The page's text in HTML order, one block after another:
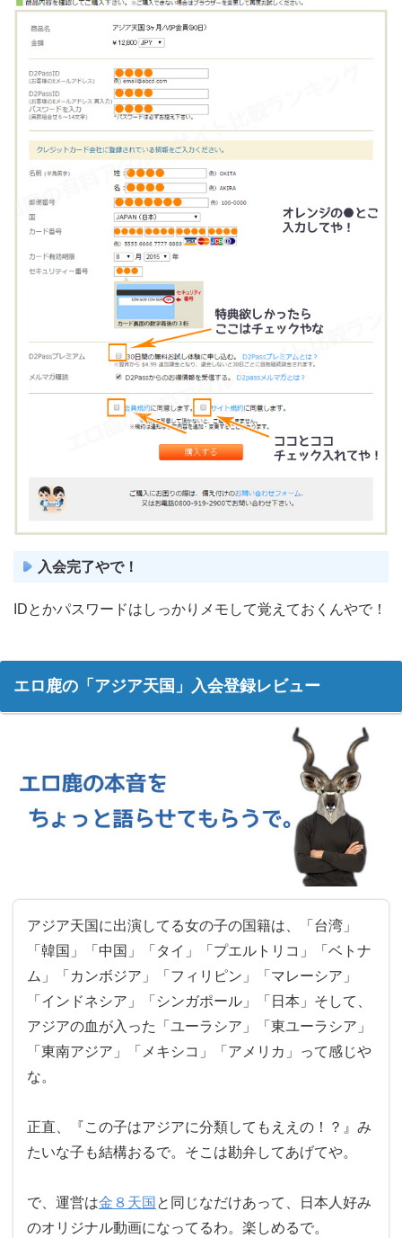
入会完了やで！
IDとかパスワードはしっかりメモして覚えておくんやで！
エロ鹿の「アジア天国」入会登録レビュー
アジア天国に出演してる女の子の国籍は、「台湾」
「韓国」「中国」「タイ」「プエルトリコ」「ベトナ
ム」「カンボジア」「フィリピン」「マレーシア」
「インドネシア」「シンガポール」「日本」そして、
アジアの血が入った「ユーラシア」「東ユーラシア」
「東南アジア」「メキシコ」「アメリカ」って感じや
な。
正直、『この子はアジアに分類してもええの！？』み
たいな子も結構おるで。そこは勘弁してあげてや。
で、運営は金８天国 と同じなだけあって、日本人好み
のオリジナル動画になってるわ。楽しめるで。